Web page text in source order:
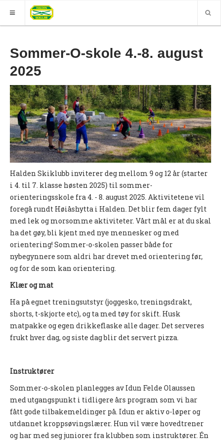
Nyheter (World of O)
Nyheter
Sesongplan
Løpe for Halden SK?
Løpergruppe
Støtteapparat
UFO (2.-10. KLASSE)
Nyheter
Presentasjon UFO
Ny på o-løp?
Nybegynnerkurs
BREDDE
Nyheter
SYKKEL
Grenserittet
BARNEIDRETT
Sommer-O-skole 4.-8. august
2025
Halden Skiklubb inviterer deg mellom 9 og 12 år (starter
i 4. til 7. klasse høsten 2025) til sommer-
orienteringsskole fra 4. - 8. august 2025. Aktivitetene vil
foregå rundt Høiåshytta i Halden. Det blir fem dager fylt
med lek og morsomme aktiviteter. Vårt mål er at du skal
ha det gøy, bli kjent med nye mennesker og med
orientering! Sommer-o-skolen passer både for
nybegynnere som aldri har drevet med orientering før,
og for de som kan orientering.
Klær og mat
Ha på egnet treningsutstyr (joggesko, treningsdrakt,
shorts, t-skjorte etc), og ta med tøy for skift. Husk
matpakke og egen drikkeflaske alle dager. Det serveres
frukt hver dag, og siste dag blir det servert pizza.
Instruktører
Sommer-o-skolen planlegges av Idun Felde Olaussen
med utgangspunkt i tidligere års program som vi har
fått gode tilbakemeldinger på. Idun er aktiv o-løper og
utdannet kroppsøvingslærer. Hun vil være hovedtrener
og har med seg juniorer fra klubben som instruktører. Én